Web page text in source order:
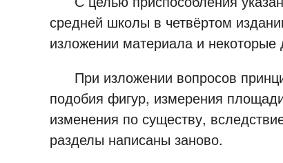
средней школы в четвёртом
изложении материала и некоторые
При изложении вопросов
подобия фигур, измерения
изменения по существу,
разделы написаны заново.